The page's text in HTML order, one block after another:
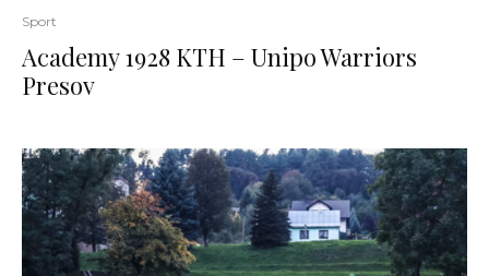
Sport
Academy 1928 KTH – Unipo Warriors
Presov